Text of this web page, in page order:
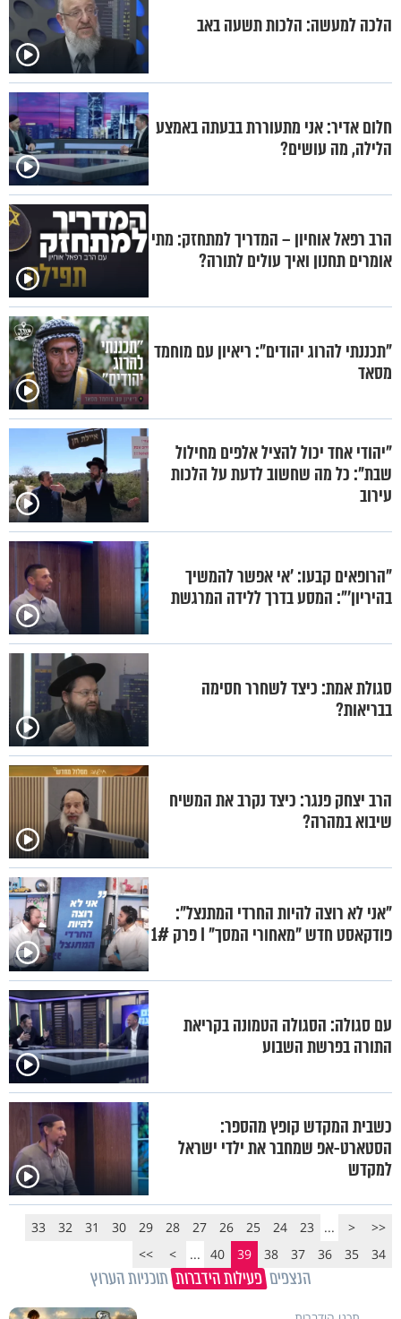
הלכה למעשה: הלכות תשעה באב
חלום אדיר: אני מתעוררת בבעתה באמצע
הלילה, מה עושים?
הרב רפאל אוחיון – המדריך למתחזק: מתי
אומרים תחנון ואיך עולים לתורה?
"תכננתי להרוג יהודים": ריאיון עם מוחמד
מסאד
"יהודי אחד יכול להציל אלפים מחילול
שבת": כל מה שחשוב לדעת על הלכות
עירוב
"הרופאים קבעו: 'אי אפשר להמשיך
בהיריון'": המסע בדרך ללידה המרגשת
סגולת אמת: כיצד לשחרר חסימה
בבריאות?
הרב יצחק פנגר: כיצד נקרב את המשיח
שיבוא במהרה?
"אני לא רוצה להיות החרדי המתנצל":
פודקאסט חדש "מאחורי המסך" I פרק 1#
עם סגולה: הסגולה הטמונה בקריאת
התורה בפרשת השבוע
כשבית המקדש קופץ מהספר:
הסטארט-אפ שמחבר את ילדי ישראל
למקדש
<<
<
...
23
24
25
26
27
28
29
30
31
32
33
34
35
36
37
38
39
40
...
>
>>
הנצפים פעילות הידברות תוכניות הערוץ